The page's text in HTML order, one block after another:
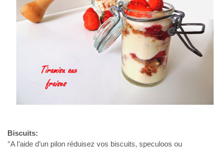
Biscuits:
°A l’aide d’un pilon réduisez vos biscuits, speculoos ou